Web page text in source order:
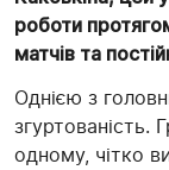
роботи
матчів та
Однією з
згуртованість.
одному, чітко